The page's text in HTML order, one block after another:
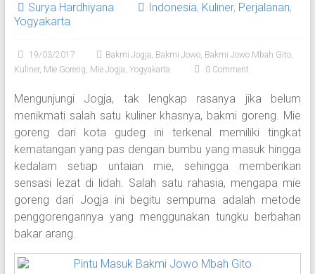
Surya Hardhiyana Indonesia, Kuliner, Perjalanan,
Yogyakarta
19/03/2017 Bakmi Jogja, Bakmi Jowo, Bakmi Jowo Mbah Gito,
Kuliner, Mie Goreng, Mie Jogja, Yogyakarta 0 Comment
Mengunjungi Jogja, tak lengkap rasanya jika belum
menikmati salah satu kuliner khasnya, bakmi goreng. Mie
goreng dari kota gudeg ini terkenal memiliki tingkat
kematangan yang pas dengan bumbu yang masuk hingga
kedalam setiap untaian mie, sehingga memberikan
sensasi lezat di lidah. Salah satu rahasia, mengapa mie
goreng dari Jogja ini begitu sempurna adalah metode
penggorengannya yang menggunakan tungku berbahan
bakar arang.